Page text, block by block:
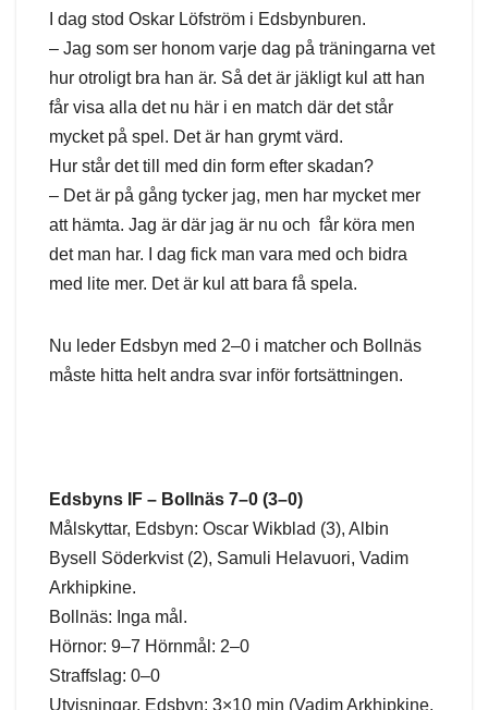
I dag stod Oskar Löfström i Edsbynburen.
– Jag som ser honom varje dag på träningarna vet
hur otroligt bra han är. Så det är jäkligt kul att han
får visa alla det nu här i en match där det står
mycket på spel. Det är han grymt värd.
Hur står det till med din form efter skadan?
– Det är på gång tycker jag, men har mycket mer
att hämta. Jag är där jag är nu och får köra men
det man har. I dag fick man vara med och bidra
med lite mer. Det är kul att bara få spela.
Nu leder Edsbyn med 2–0 i matcher och Bollnäs
måste hitta helt andra svar inför fortsättningen.
Edsbyns IF – Bollnäs 7–0 (3–0)
Målskyttar, Edsbyn: Oscar Wikblad (3), Albin
Bysell Söderkvist (2), Samuli Helavuori, Vadim
Arkhipkine.
Bollnäs: Inga mål.
Hörnor: 9–7 Hörnmål: 2–0
Straffslag: 0–0
Utvisningar, Edsbyn: 3×10 min (Vadim Arkhipkine,